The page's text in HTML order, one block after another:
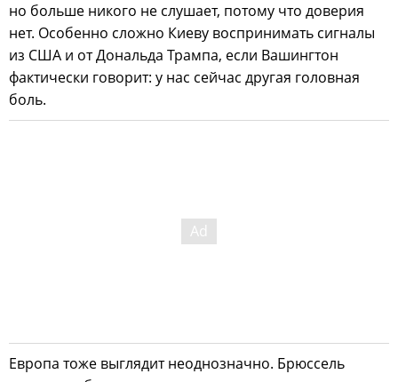
но больше никого не слушает, потому что доверия
нет. Особенно сложно Киеву воспринимать сигналы
из США и от Дональда Трампа, если Вашингтон
фактически говорит: у нас сейчас другая головная
боль.
Европа тоже выглядит неоднозначно. Брюссель